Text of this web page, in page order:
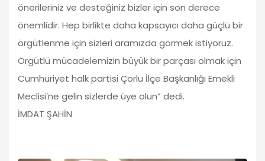
önerileriniz ve desteğiniz bizler için son derece
önemlidir. Hep birlikte daha kapsayıcı daha güçlü bir
örgütlenme için sizleri aramızda görmek istiyoruz.
Örgütlü mücadelemizin büyük bir parçası olmak için
Cumhuriyet halk partisi Çorlu İlçe Başkanlığı Emekli
Meclisi’ne gelin sizlerde üye olun” dedi.
İMDAT ŞAHİN